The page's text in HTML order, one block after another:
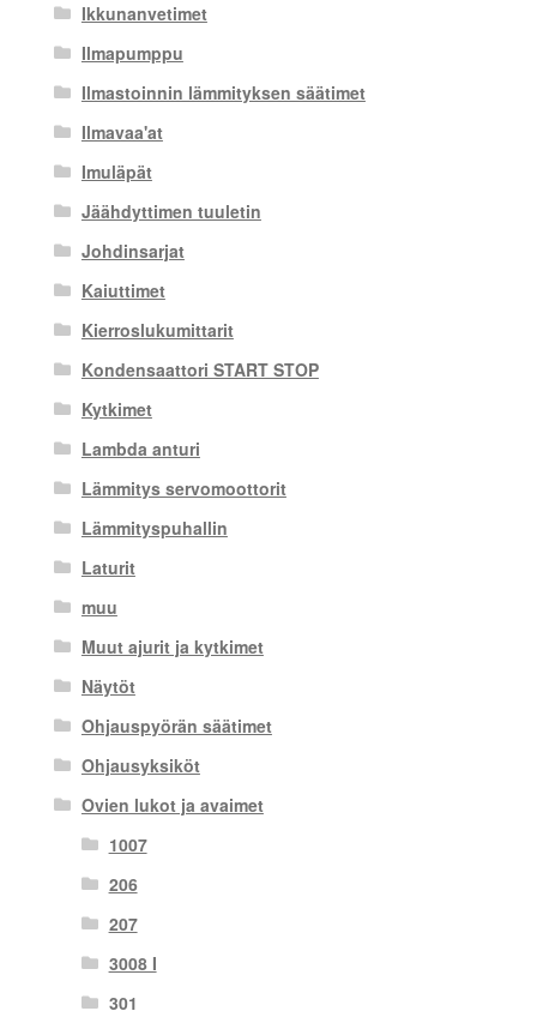
Ikkunanvetimet
Ilmapumppu
Ilmastoinnin lämmityksen säätimet
Ilmavaa'at
Imuläpät
Jäähdyttimen tuuletin
Johdinsarjat
Kaiuttimet
Kierroslukumittarit
Kondensaattori START STOP
Kytkimet
Lambda anturi
Lämmitys servomoottorit
Lämmityspuhallin
Laturit
muu
Muut ajurit ja kytkimet
Näytöt
Ohjauspyörän säätimet
Ohjausyksiköt
Ovien lukot ja avaimet
1007
206
207
3008 I
301